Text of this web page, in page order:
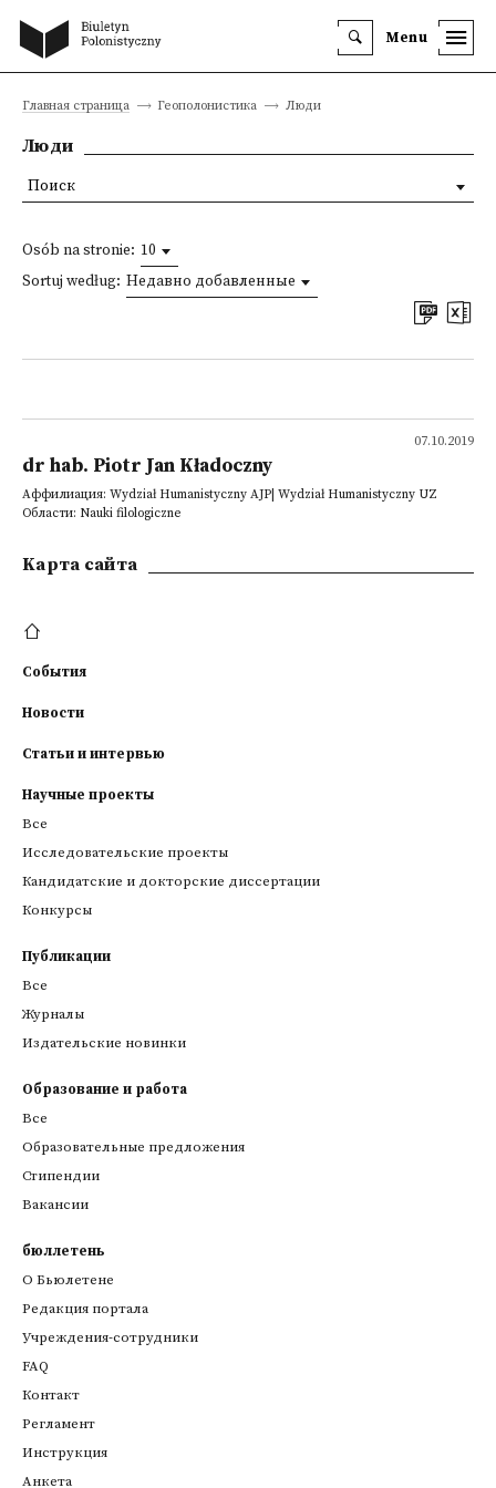
Menu
Главная страница Геополонистика Люди
Люди
Osób na stronie: 10
Sortuj według: Недавно добавленные
07.10.2019
dr hab. Piotr Jan Kładoczny
Аффилиация: Wydział Humanistyczny AJP| Wydział Humanistyczny UZ
Области: Nauki filologiczne
Поиск
Kарта сайта
События
Новости
Статьи и интервью
Научные проекты
Все
Исследовательские проекты
Кандидатские и докторские диссертации
Конкурсы
Публикации
Все
Журналы
Издательские новинки
Образование и работа
Все
Образовательные предложения
Стипендии
Вакансии
бюллетень
О Бьюлетене
Редакция портала
Учреждения-сотрудники
FAQ
Контакт
Регламент
Инструкция
Анкета